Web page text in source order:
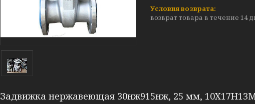
возврат товара в течение 14
Задвижка нержавеющая 30нж915нж, 25 мм,